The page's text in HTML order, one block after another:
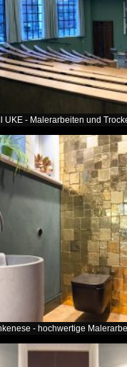
UKE - Malerarbeiten und
- hochwertige